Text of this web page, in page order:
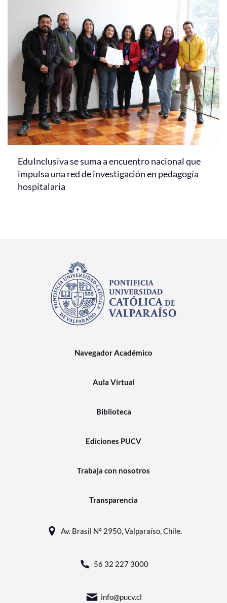
EduInclusiva se suma a encuentro nacional que
impulsa una red de investigación en pedagogía
hospitalaria
Navegador Académico
Aula Virtual
Biblioteca
Ediciones PUCV
Trabaja con nosotros
Transparencia
Av. Brasil N° 2950, Valparaíso, Chile.
56 32 227 3000
info@pucv.cl